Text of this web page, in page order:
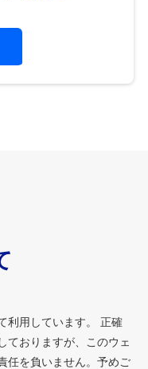
利用しています。 正確
ておりますが、このウェ
任を負いません。予めご